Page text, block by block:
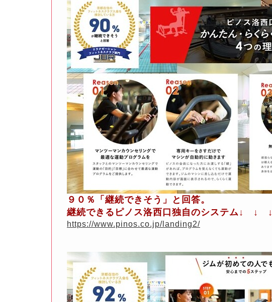
９０％「継続できそう」と回答。
継続できるピノス洛西口独自のシステム↓ ↓ ↓
https://www.pinos.co.jp/landing2/